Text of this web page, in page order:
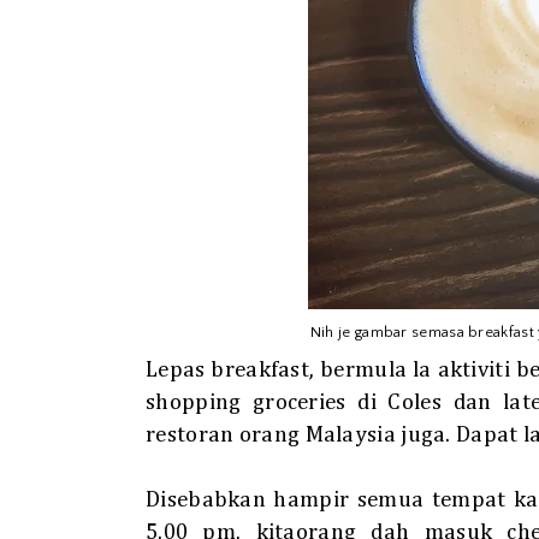
Nih je gambar semasa
Lepas breakfast, bermula la aktiviti
shopping groceries di Coles dan
restoran orang Malaysia juga. Dapat
Disebabkan hampir semua tempat
5.00 pm, kitaorang dah masuk